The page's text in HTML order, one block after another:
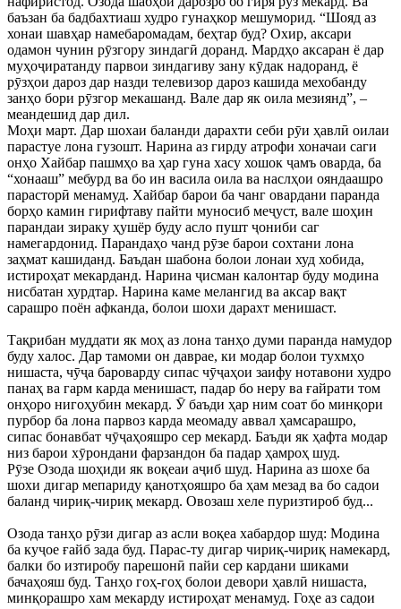
баъзан ба бадбахтиаш худро гунаҳкор мешуморид. “Шояд аз
хонаи шавҳар намебаромадам, беҳтар буд? Охир, аксари
одамон чунин рӯзгору зиндагӣ доранд. Мардҳо аксаран ё дар
муҳоҷиратанду парвои зиндагиву зану кӯдак надоранд, ё
рӯзҳои дароз дар назди телевизор дароз кашида мехобанду
занҳо бори рӯзгор мекашанд. Вале дар як оила мезиянд”, –
меандешид дар дил.
Моҳи март. Дар шохаи баланди дарахти себи рӯи ҳавлӣ оилаи
парастуе лона гузошт. Нарина аз гирду атрофи хоначаи саги
онҳо Хайбар пашмҳо ва ҳар гуна хасу хошок ҷамъ оварда, ба
“хонааш” мебурд ва бо ин васила оила ва наслҳои ояндаашро
парасторӣ менамуд. Хайбар барои ба чанг овардани паранда
борҳо камин гирифтаву пайти муносиб меҷуст, вале шоҳин
парандаи зираку ҳушёр буду асло пушт ҷониби саг
намегардонид. Парандаҳо чанд рӯзе барои сохтани лона
заҳмат кашиданд. Баъдан шабона болои лонаи худ хобида,
истироҳат мекарданд. Нарина ҷисман калонтар буду модина
нисбатан хурдтар. Нарина каме мелангид ва аксар вақт
сарашро поён афканда, болои шохи дарахт менишаст.
Тақрибан муддати як моҳ аз лона танҳо думи паранда намудор
буду халос. Дар тамоми он даврае, ки модар болои тухмҳо
нишаста, чӯҷа бароварду сипас чӯҷаҳои заифу нотавони худро
панаҳ ва гарм карда менишаст, падар бо неру ва ғайрати том
онҳоро нигоҳубин мекард. Ӯ баъди ҳар ним соат бо минқори
пурбор ба лона парвоз карда меомаду аввал ҳамсарашро,
сипас бонавбат чӯҷаҳояшро сер мекард. Баъди як ҳафта модар
низ барои хӯрондани фарзандон ба падар ҳамроҳ шуд.
Рӯзе Озода шоҳиди як воқеаи аҷиб шуд. Нарина аз шохе ба
шохи дигар мепариду қанотҳояшро ба ҳам мезад ва бо садои
баланд чириқ-чириқ мекард. Овозаш хеле пуризтироб буд...
Озода танҳо рӯзи дигар аз асли воқеа хабардор шуд: Модина
ба куҷое ғайб зада буд. Парас-ту дигар чириқ-чириқ намекард,
балки бо изтиробу парешонӣ пайи сер кардани шиками
бачаҳояш буд. Танҳо гоҳ-гоҳ болои девори ҳавлӣ нишаста,
минқорашро хам мекарду истироҳат менамуд. Гоҳе аз садои